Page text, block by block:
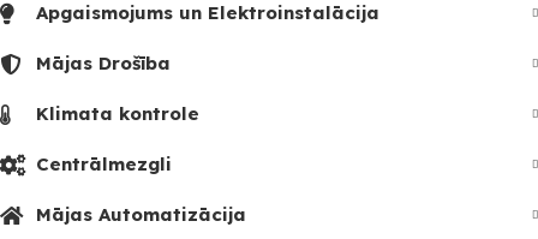
Apgaismojums un Elektroinstalācija
Mājas Drošība
Klimata kontrole
Centrālmezgli
Mājas Automatizācija